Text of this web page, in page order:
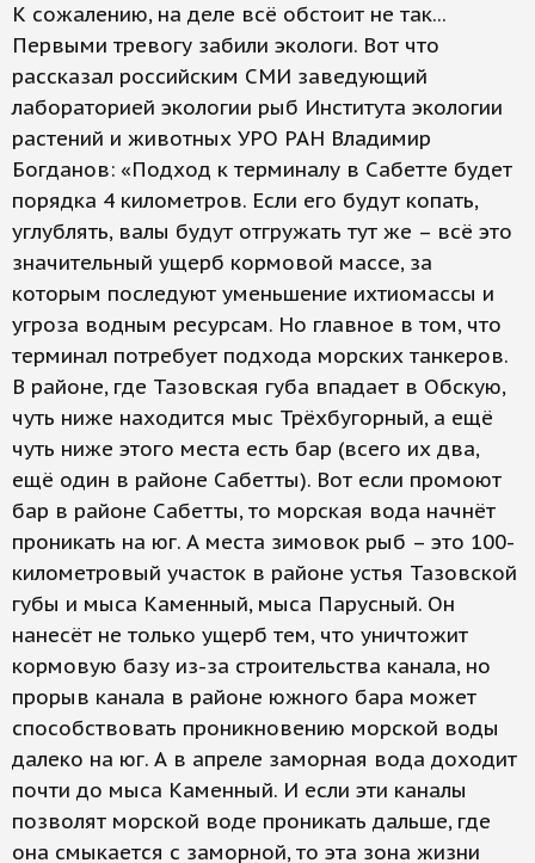
К сожалению, на деле всё обстоит не так...
Первыми тревогу забили экологи. Вот что
рассказал российским СМИ заведующий
лабораторией экологии рыб Института экологии
растений и животных УРО РАН Владимир
Богданов: «Подход к терминалу в Сабетте будет
порядка 4 километров. Если его будут копать,
углублять, валы будут отгружать тут же – всё это
значительный ущерб кормовой массе, за
которым последуют уменьшение ихтиомассы и
угроза вод­ным ресурсам. Но главное в том, что
терминал потребует подхода морских танкеров.
В районе, где Тазовская губа впадает в Обскую,
чуть ниже находится мыс Трёхбугорный, а ещё
чуть ниже этого места есть бар (всего их два,
ещё один в районе Сабетты). Вот если промоют
бар в районе Сабетты, то морская вода начнёт
проникать на юг. А места зимовок рыб – это 100-
километровый участок в районе устья Тазовской
губы и мыса Каменный, мыса Парусный. Он
нанесёт не только ущерб тем, что уничтожит
кормовую базу из-за строительства канала, но
прорыв канала в районе южного бара может
способствовать проникновению морской воды
далеко на юг. А в апреле заморная вода доходит
почти до мыса Каменный. И если эти каналы
позволят морской воде проникать дальше, где
она смыкается с заморной, то эта зона жизни